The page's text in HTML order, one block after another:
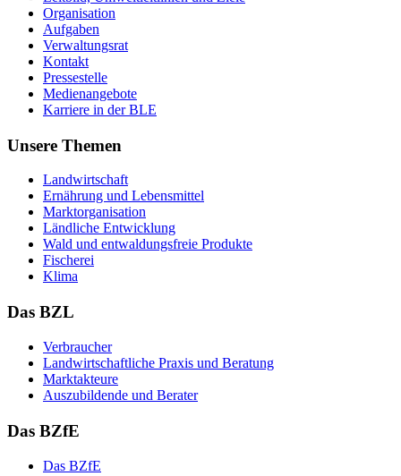
Or­ga­ni­sa­ti­on
Auf­ga­ben
Ver­wal­tungs­rat
Kon­takt
Pres­se­stel­le
Me­di­en­an­ge­bo­te
Kar­rie­re in der BLE
Unsere Themen
Land­wirt­schaft
Er­näh­rung und Le­bens­mit­tel
Markt­or­ga­ni­sa­ti­on
Länd­li­che Ent­wick­lung
Wald und ent­wal­dungs­freie Pro­duk­te
Fi­sche­rei
Kli­ma
Das BZL
Ver­brau­cher
Land­wirtschaft­liche Pra­xis und Be­ra­tung
Mark­tak­teu­re
Aus­zu­bil­den­de und Be­ra­ter
Das BZfE
Das BZ­fE